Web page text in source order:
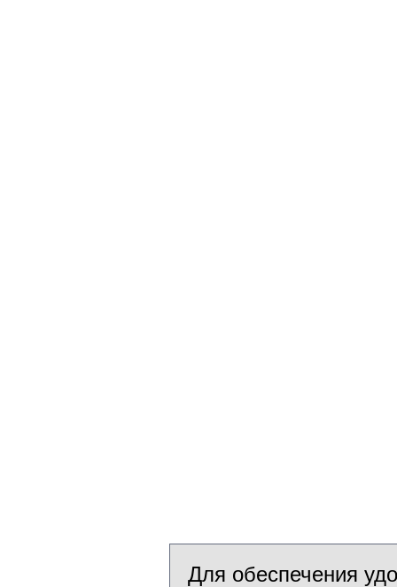
Для обеспечения